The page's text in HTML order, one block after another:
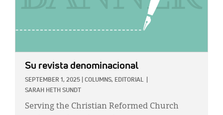
Su revista denominacional
SEPTEMBER 1, 2025 COLUMNS, EDITORIAL
SARAH HETH SUNDT
Serving the Christian Reformed Church